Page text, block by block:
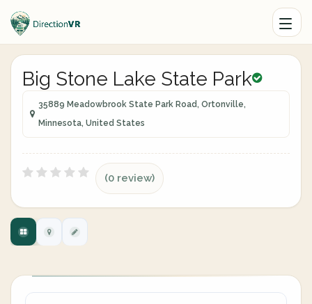
Big Stone Lake State Park
35889 Meadowbrook State Park Road, Ortonville,
Minnesota, United States
(0 review)